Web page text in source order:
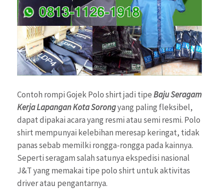
Contoh rompi Gojek Polo shirt jadi tipeBaju Seragam
Kerja Lapangan Kota Sorongyang paling fleksibel,
dapat dipakai acara yang resmi atau semi resmi. Polo
shirt mempunyai kelebihan meresap keringat, tidak
panas sebab memilki rongga-rongga pada kainnya.
Seperti seragam salah satunya ekspedisi nasional
J&T yang memakai tipe polo shirt untuk aktivitas
driver atau pengantarnya.